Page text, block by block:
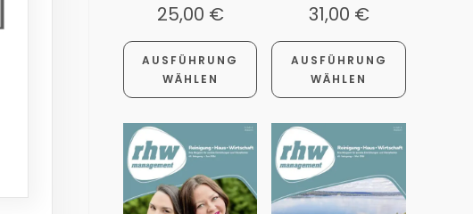
25,00 €
AUSFÜHRUNG
WÄHLEN
31,00 €
AUSFÜHRUNG
WÄHLEN